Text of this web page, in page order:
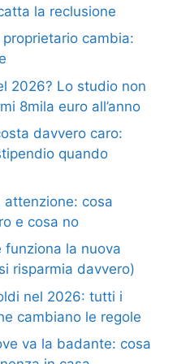
la reclusione
cambia:
2026? Lo studio non
8mila euro all’anno
davvero caro:
quando
attenzione: cosa
e cosa no
funziona la nuova
risparmia davvero)
nel 2026: tutti i
cambiano le regole
va la badante: cosa